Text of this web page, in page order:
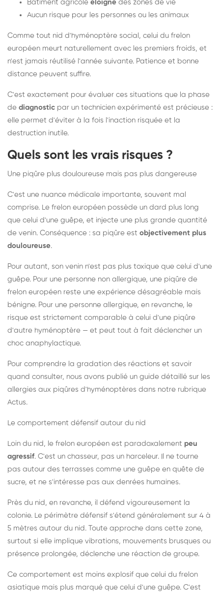
Bâtiment agricole éloigné des zones de vie
Aucun risque pour les personnes ou les animaux
Comme tout nid d'hyménoptère social, celui du frelon
européen meurt naturellement avec les premiers froids, et
n'est jamais réutilisé l'année suivante. Patience et bonne
distance peuvent suffire.
C'est exactement pour évaluer ces situations que la phase
de diagnostic par un technicien expérimenté est précieuse :
elle permet d'éviter à la fois l'inaction risquée et la
destruction inutile.
Quels sont les vrais risques ?
Une piqûre plus douloureuse mais pas plus dangereuse
C'est une nuance médicale importante, souvent mal
comprise. Le frelon européen possède un dard plus long
que celui d'une guêpe, et injecte une plus grande quantité
de venin. Conséquence : sa piqûre est objectivement plus
douloureuse.
Pour autant, son venin n'est pas plus toxique que celui d'une
guêpe. Pour une personne non allergique, une piqûre de
frelon européen reste une expérience désagréable mais
bénigne. Pour une personne allergique, en revanche, le
risque est strictement comparable à celui d'une piqûre
d'autre hyménoptère — et peut tout à fait déclencher un
choc anaphylactique.
Pour comprendre la gradation des réactions et savoir
quand consulter, nous avons publié un guide détaillé sur les
allergies aux piqûres d'hyménoptères dans notre rubrique
Actus.
Le comportement défensif autour du nid
Loin du nid, le frelon européen est paradoxalement peu
agressif. C'est un chasseur, pas un harceleur. Il ne tourne
pas autour des terrasses comme une guêpe en quête de
sucre, et ne s'intéresse pas aux denrées humaines.
Près du nid, en revanche, il défend vigoureusement la
colonie. Le périmètre défensif s'étend généralement sur 4 à
5 mètres autour du nid. Toute approche dans cette zone,
surtout si elle implique vibrations, mouvements brusques ou
présence prolongée, déclenche une réaction de groupe.
Ce comportement est moins explosif que celui du frelon
asiatique mais plus marqué que celui d'une guêpe. C'est